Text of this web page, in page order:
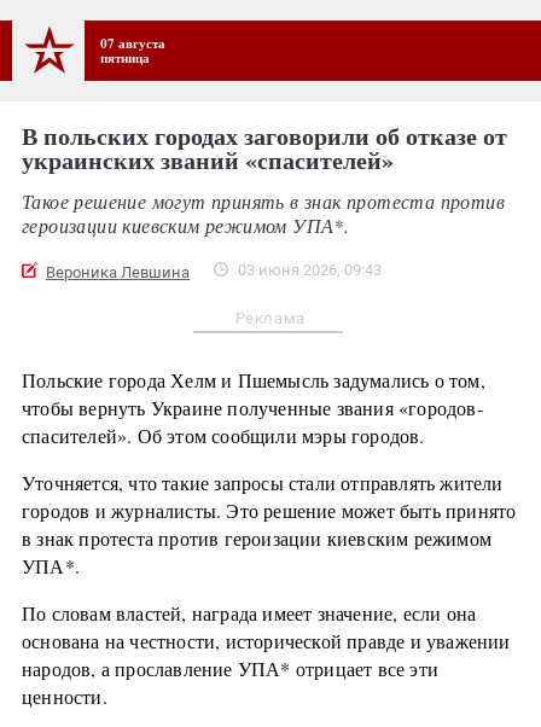
07 августа
пятница
В польских городах заговорили об отказе от
украинских званий «спасителей»
Такое решение могут принять в знак протеста против
героизации киевским режимом УПА*.
Вероника Левшина 03 июня 2026, 09:43
Реклама
Польские города Хелм и Пшемысль задумались о том,
чтобы вернуть Украине полученные звания «городов-
спасителей». Об этом сообщили мэры городов.
Уточняется, что такие запросы стали отправлять жители
городов и журналисты. Это решение может быть принято
в знак протеста против героизации киевским режимом
УПА*.
По словам властей, награда имеет значение, если она
основана на честности, исторической правде и уважении
народов, а прославление УПА* отрицает все эти
ценности.